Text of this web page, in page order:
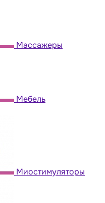
Массажеры
Мебель
Миостимуляторы